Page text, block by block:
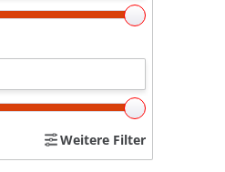
Weitere Filter